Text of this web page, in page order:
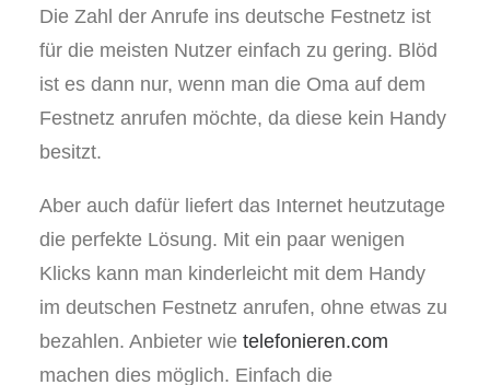
Die Zahl der Anrufe ins deutsche Festnetz ist
für die meisten Nutzer einfach zu gering. Blöd
ist es dann nur, wenn man die Oma auf dem
Festnetz anrufen möchte, da diese kein Handy
besitzt.
Aber auch dafür liefert das Internet heutzutage
die perfekte Lösung. Mit ein paar wenigen
Klicks kann man kinderleicht mit dem Handy
im deutschen Festnetz anrufen, ohne etwas zu
bezahlen. Anbieter wie telefonieren.com
machen dies möglich. Einfach die